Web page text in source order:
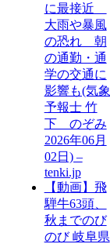
に最接近
大雨や暴風
の恐れ 朝
の通勤・通
学の交通に
影響も(気象
予報士 竹
下 のぞみ
2026年06月
02日) –
tenki.jp
【動画】飛
騨牛63頭、
秋までのび
のび 岐阜県